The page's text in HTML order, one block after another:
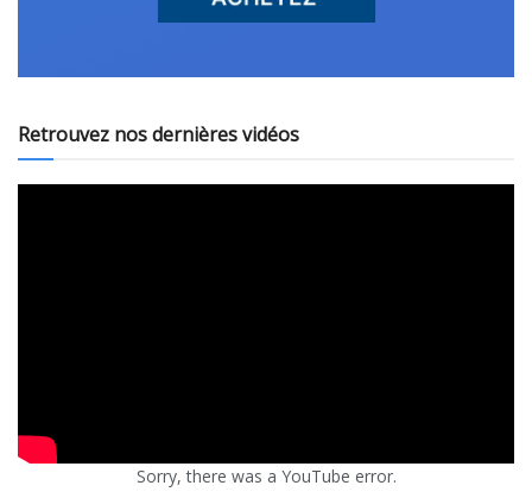
Retrouvez nos dernières vidéos
Sorry, there was a YouTube error.